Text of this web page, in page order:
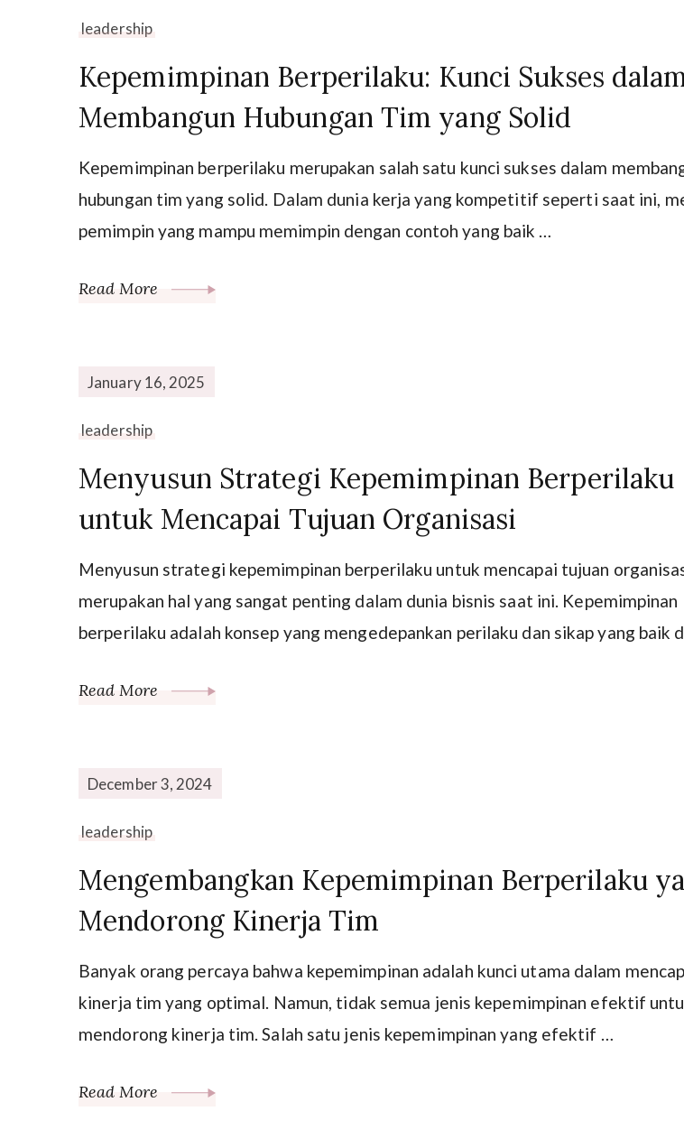
leadership
Kepemimpinan Berperilaku: Kunci Sukses
Membangun Hubungan Tim yang Solid
Kepemimpinan berperilaku merupakan salah satu kunci sukses dalam
hubungan tim yang solid. Dalam dunia kerja yang kompetitif seperti saat ini,
pemimpin yang mampu memimpin dengan contoh yang baik …
Read More
January 16, 2025
leadership
Menyusun Strategi Kepemimpinan Berperilaku
untuk Mencapai Tujuan Organisasi
Menyusun strategi kepemimpinan berperilaku untuk mencapai tujuan
merupakan hal yang sangat penting dalam dunia bisnis saat ini. Kepemimpinan
berperilaku adalah konsep yang mengedepankan perilaku dan sikap yang baik
Read More
December 3, 2024
leadership
Mengembangkan Kepemimpinan Berperilaku
Mendorong Kinerja Tim
Banyak orang percaya bahwa kepemimpinan adalah kunci utama dalam
kinerja tim yang optimal. Namun, tidak semua jenis kepemimpinan efektif
mendorong kinerja tim. Salah satu jenis kepemimpinan yang efektif …
Read More